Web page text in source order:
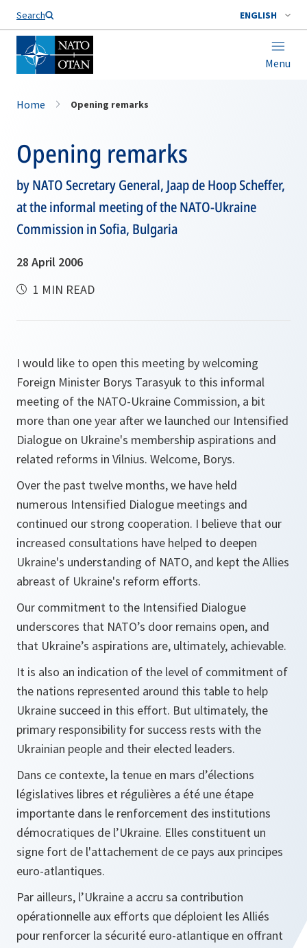
Search ENGLISH
Menu
Home Opening remarks
Opening remarks
by NATO Secretary General, Jaap de Hoop Scheffer,
at the informal meeting of the NATO-Ukraine
Commission in Sofia, Bulgaria
28 April 2006
1 MIN READ
I would like to open this meeting by welcoming
Foreign Minister Borys Tarasyuk to this informal
meeting of the NATO-Ukraine Commission, a bit
more than one year after we launched our Intensified
Dialogue on Ukraine's membership aspirations and
related reforms in Vilnius. Welcome, Borys.
Over the past twelve months, we have held
numerous Intensified Dialogue meetings and
continued our strong cooperation. I believe that our
increased consultations have helped to deepen
Ukraine's understanding of NATO, and kept the Allies
abreast of Ukraine's reform efforts.
Our commitment to the Intensified Dialogue
underscores that NATO’s door remains open, and
that Ukraine’s aspirations are, ultimately, achievable.
It is also an indication of the level of commitment of
the nations represented around this table to help
Ukraine succeed in this effort. But ultimately, the
primary responsibility for success rests with the
Ukrainian people and their elected leaders.
Dans ce contexte, la tenue en mars d’élections
législatives libres et régulières a été une étape
importante dans le renforcement des institutions
démocratiques de l’Ukraine. Elles constituent un
signe fort de l'attachement de ce pays aux principes
euro-atlantiques.
Par ailleurs, l’Ukraine a accru sa contribution
opérationnelle aux efforts que déploient les Alliés
pour renforcer la sécurité euro-atlantique en offrant